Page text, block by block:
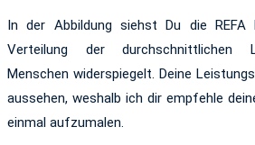
In der Abbildung siehst Du die REFA
Verteilung der durchschnittlichen
Menschen widerspiegelt. Deine
aussehen, weshalb ich dir empfehle
einmal aufzumalen.